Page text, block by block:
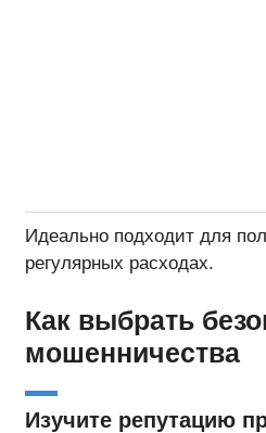
Идеально подходит для
регулярных расходах.
Как выбрать
мошенничества
Изучите репутацию